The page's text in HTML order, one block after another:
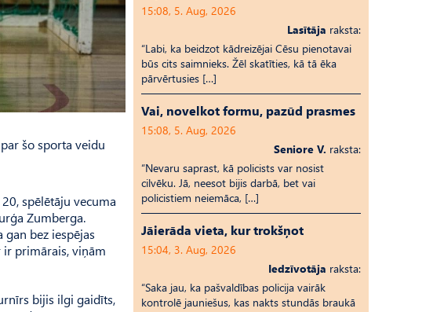
šo sporta veidu
spēlētāju vecuma
Zumberga.
bez iespējas
ir primārais, viņām
bijis ilgi gaidīts,
15:08, 5. Aug, 2026
Lasītāja raksta:
“Labi, ka beidzot kādreizējai Cēsu pienotavai
būs cits saimnieks. Žēl skatīties, kā tā ēka
pārvērtusies […]
Vai, novelkot formu, pazūd prasmes
15:08, 5. Aug, 2026
Seniore V. raksta:
“Nevaru saprast, kā policists var nosist
cilvēku. Jā, neesot bijis darbā, bet vai
policistiem neiemāca, […]
Jāierāda vieta, kur trokšņot
15:04, 3. Aug, 2026
Iedzīvotāja raksta:
“Saka jau, ka pašvaldības policija vairāk
kontrolē jauniešus, kas nakts stundās braukā